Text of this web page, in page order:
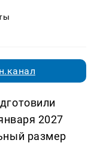
2027
размер